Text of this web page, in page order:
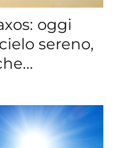
oggi
sereno,